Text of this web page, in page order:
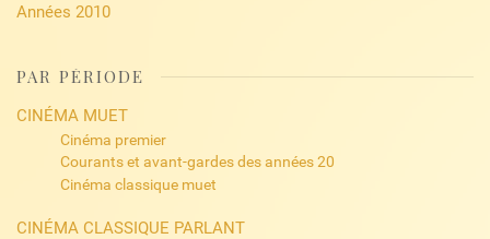
Années 2010
PAR PÉRIODE
CINÉMA MUET
Cinéma premier
Courants et avant-gardes des années 20
Cinéma classique muet
CINÉMA CLASSIQUE PARLANT